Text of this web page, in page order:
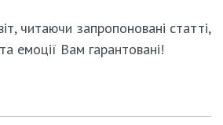
читаючи запропоновані статті,
емоції Вам гарантовані!